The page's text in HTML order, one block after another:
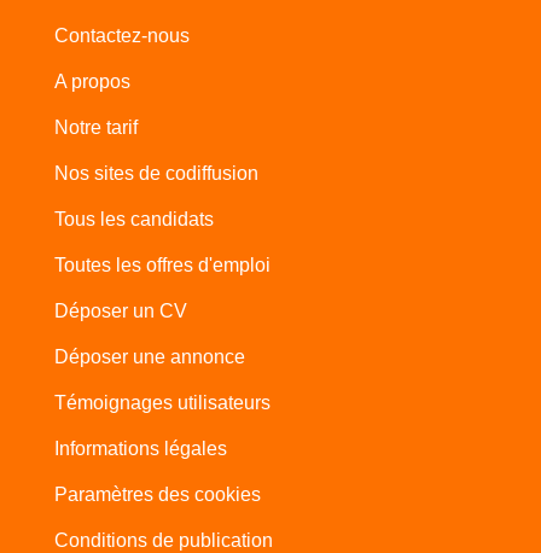
Contactez-nous
A propos
Notre tarif
Nos sites de codiffusion
Tous les candidats
Toutes les offres d'emploi
Déposer un CV
Déposer une annonce
Témoignages utilisateurs
Informations légales
Paramètres des cookies
Conditions de publication